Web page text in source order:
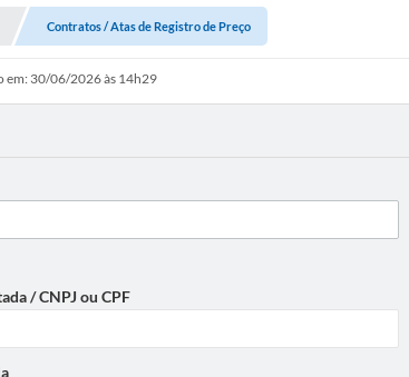
Contratos / Atas de Registro de Preço
em: 30/06/2026 às 14h29
/ CNPJ ou CPF